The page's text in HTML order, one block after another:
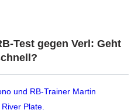
Test gegen Verl: Geht